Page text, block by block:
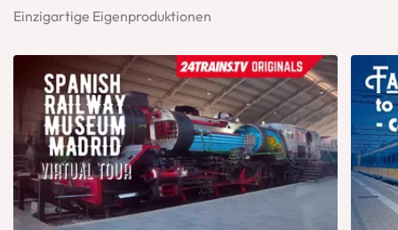
Einzigartige Eigenproduktionen